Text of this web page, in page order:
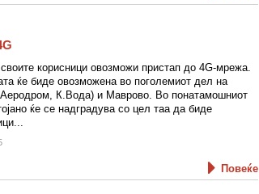
корисници овозможи пристап до 4G-мрежа.
ќе биде овозможена во поголемиот дел на
К.Вода) и Маврово. Во понатамошниот
ќе се надградува со цел таа да биде
Повеќе